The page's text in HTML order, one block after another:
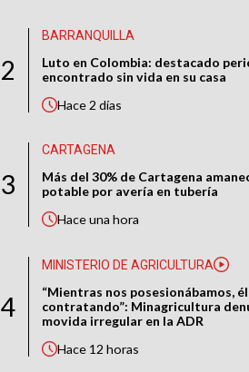
2
BARRANQUILLA
Luto en Colombia: destacado
encontrado sin vida en su casa
Hace2 días
3
CARTAGENA
Más del 30% de Cartagena
potable por avería en tubería
Haceuna hora
4
MINISTERIO DE AGRICULTURA
“Mientras nos posesionábamos,
contratando”: Minagricultura
movida irregular en la ADR
Hace 12 horas